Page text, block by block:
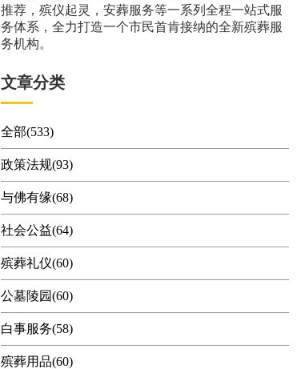
推荐，殡仪起灵，安葬服务等一系列全程一站式服
务体系，全力打造一个市民首肯接纳的全新殡葬服
务机构。
文章分类
全部(533)
政策法规(93)
与佛有缘(68)
社会公益(64)
殡葬礼仪(60)
公墓陵园(60)
白事服务(58)
殡葬用品(60)